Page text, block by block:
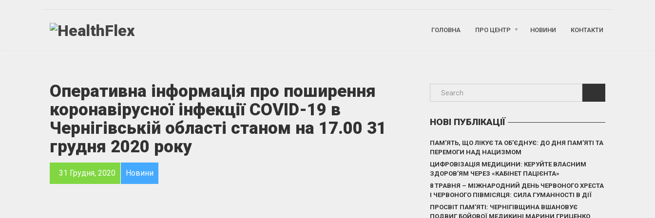
ГОЛОВНА ПРО ЦЕНТР НОВИНИ КОНТАКТИ
Оперативна інформація про поширення
коронавірусної інфекції COVID-19 в
Чернігівській області станом на 17.00 31
грудня 2020 року
31 Грудня, 2020 Новини
НОВІ ПУБЛІКАЦІЇ
ПАМ’ЯТЬ, ЩО ЛІКУЄ ТА ОБ’ЄДНУЄ: ДО ДНЯ ПАМ’ЯТІ ТА
ПЕРЕМОГИ НАД НАЦИЗМОМ
ЦИФРОВІЗАЦІЯ МЕДИЦИНИ: КЕРУЙТЕ ВЛАСНИМ
ЗДОРОВ’ЯМ ЧЕРЕЗ «КАБІНЕТ ПАЦІЄНТА»
8 ТРАВНЯ – МІЖНАРОДНИЙ ДЕНЬ ЧЕРВОНОГО ХРЕСТА
І ЧЕРВОНОГО ПІВМІСЯЦЯ: СИЛА ГУМАННОСТІ В ДІЇ
ПРОСВІТ ПАМ’ЯТІ: ЧЕРНІГІВЩИНА ВШАНОВУЄ
ПОДВИГ БОЙОВОЇ МЕДИКИНІ МАРИНИ ГРИЦЕНКО